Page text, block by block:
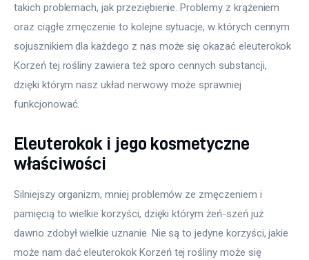
takich problemach, jak przeziębienie. Problemy z krążeniem
oraz ciągłe zmęczenie to kolejne sytuacje, w których cennym
sojusznikiem dla każdego z nas może się okazać eleuterokok
Korzeń tej rośliny zawiera też sporo cennych substancji,
dzięki którym nasz układ nerwowy może sprawniej
funkcjonować.
Eleuterokok i jego kosmetyczne
właściwości
Silniejszy organizm, mniej problemów ze zmęczeniem i
pamięcią to wielkie korzyści, dzięki którym żeń-szeń już
dawno zdobył wielkie uznanie. Nie są to jedyne korzyści, jakie
może nam dać eleuterokok Korzeń tej rośliny może się